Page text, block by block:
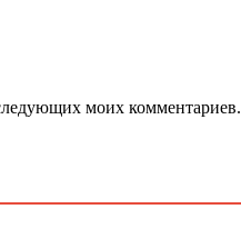
моих комментариев.